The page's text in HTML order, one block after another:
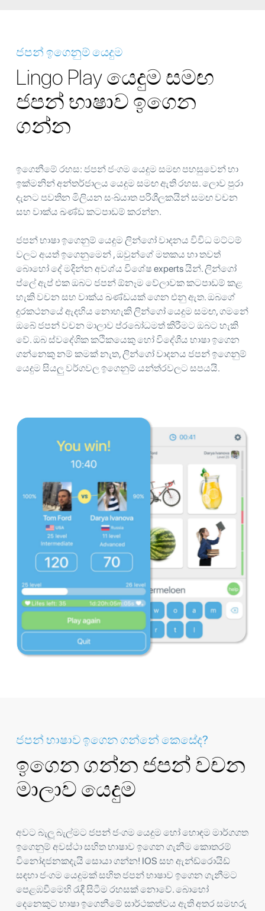
ජපන් ඉගෙනුම් යෙදුම
Lingo Play යෙදුම සමඟ
ජපන් භාෂාව ඉගෙන
ගන්න
ඉගෙනීමේ රහස: ජපන් ජංගම යෙදුම සමඟ පහසුවෙන් හා
ඉක්මනින් අන්තර්ජාලය යෙදුම සමඟ ඇති රහස. ලොව පුරා
දැනට පවතින මිලියන සංඛ්යාත පරිශීලකයින් සමඟ වචන
සහ වාක්ය ඛණ්ඩ කටපාඩම් කරන්න.
ජපන් භාෂා ඉගෙනුම් යෙදුම ලින්ගෝ වාදනය විවිධ මට්ටම්
වලට අයත් ඉගෙනුමෙන් , ඔවුන්ගේ මතකය හා තවත්
බොහෝ දේ මදින්න අවශ්ය විශේෂ experts යින්. ලින්ගෝ
ප්ලේ ඇප් එක ඔබට ජපන් ඕනෑම වේලාවක කටපාඩම් කළ
හැකි වචන සහ වාක්ය ඛණ්ඩයක් ගෙන එනු ඇත. ඔබගේ
දුරකථනයේ ඇදහිය නොහැකි ලින්ගෝ යෙදුම සමඟ, ගමනේ
ඔබේ ජපන් වචන මාලාව ප්රබෝධමත් කිරීමට ඔබට හැකි
වේ. ඔබ ස්වදේශික කථිකයෙකු හෝ විදේශීය භාෂා ඉගෙන
ගන්නෙකු නම් කමක් නැත, ලින්ගෝ වාදනය ජපන් ඉගෙනුම්
යෙදුම සියලු වර්ගවල ඉගෙනුම් යන්ත්රවලට සපයයි.
ජපන් භාෂාව ඉගෙන ගන්නේ කෙසේද?
ඉගෙන ගන්න ජපන් වචන
මාලාව යෙදුම
අවට බැලූ බැල්මට ජපන් ජංගම යෙදුම හෝ හොඳම මාර්ගගත
ඉගෙනුම් අවස්ථා සහිත භාෂාව ඉගෙන ගැනීම කොතරම්
විනෝදජනකදැයි සොයා ගන්න! IOS සහ ඇන්ඩ්රොයිඩ්
සඳහා ජංගම යෙදුමක් සහිත ජපන් භාෂාව ඉගෙන ගැනීමට
පෙළඹවීමෙහි රැඳී සිටීම රහසක් නොවේ. බොහෝ
දෙනෙකුට භාෂා ඉගෙනීමේ සාර්ථකත්වය ඇති අතර සමහරු